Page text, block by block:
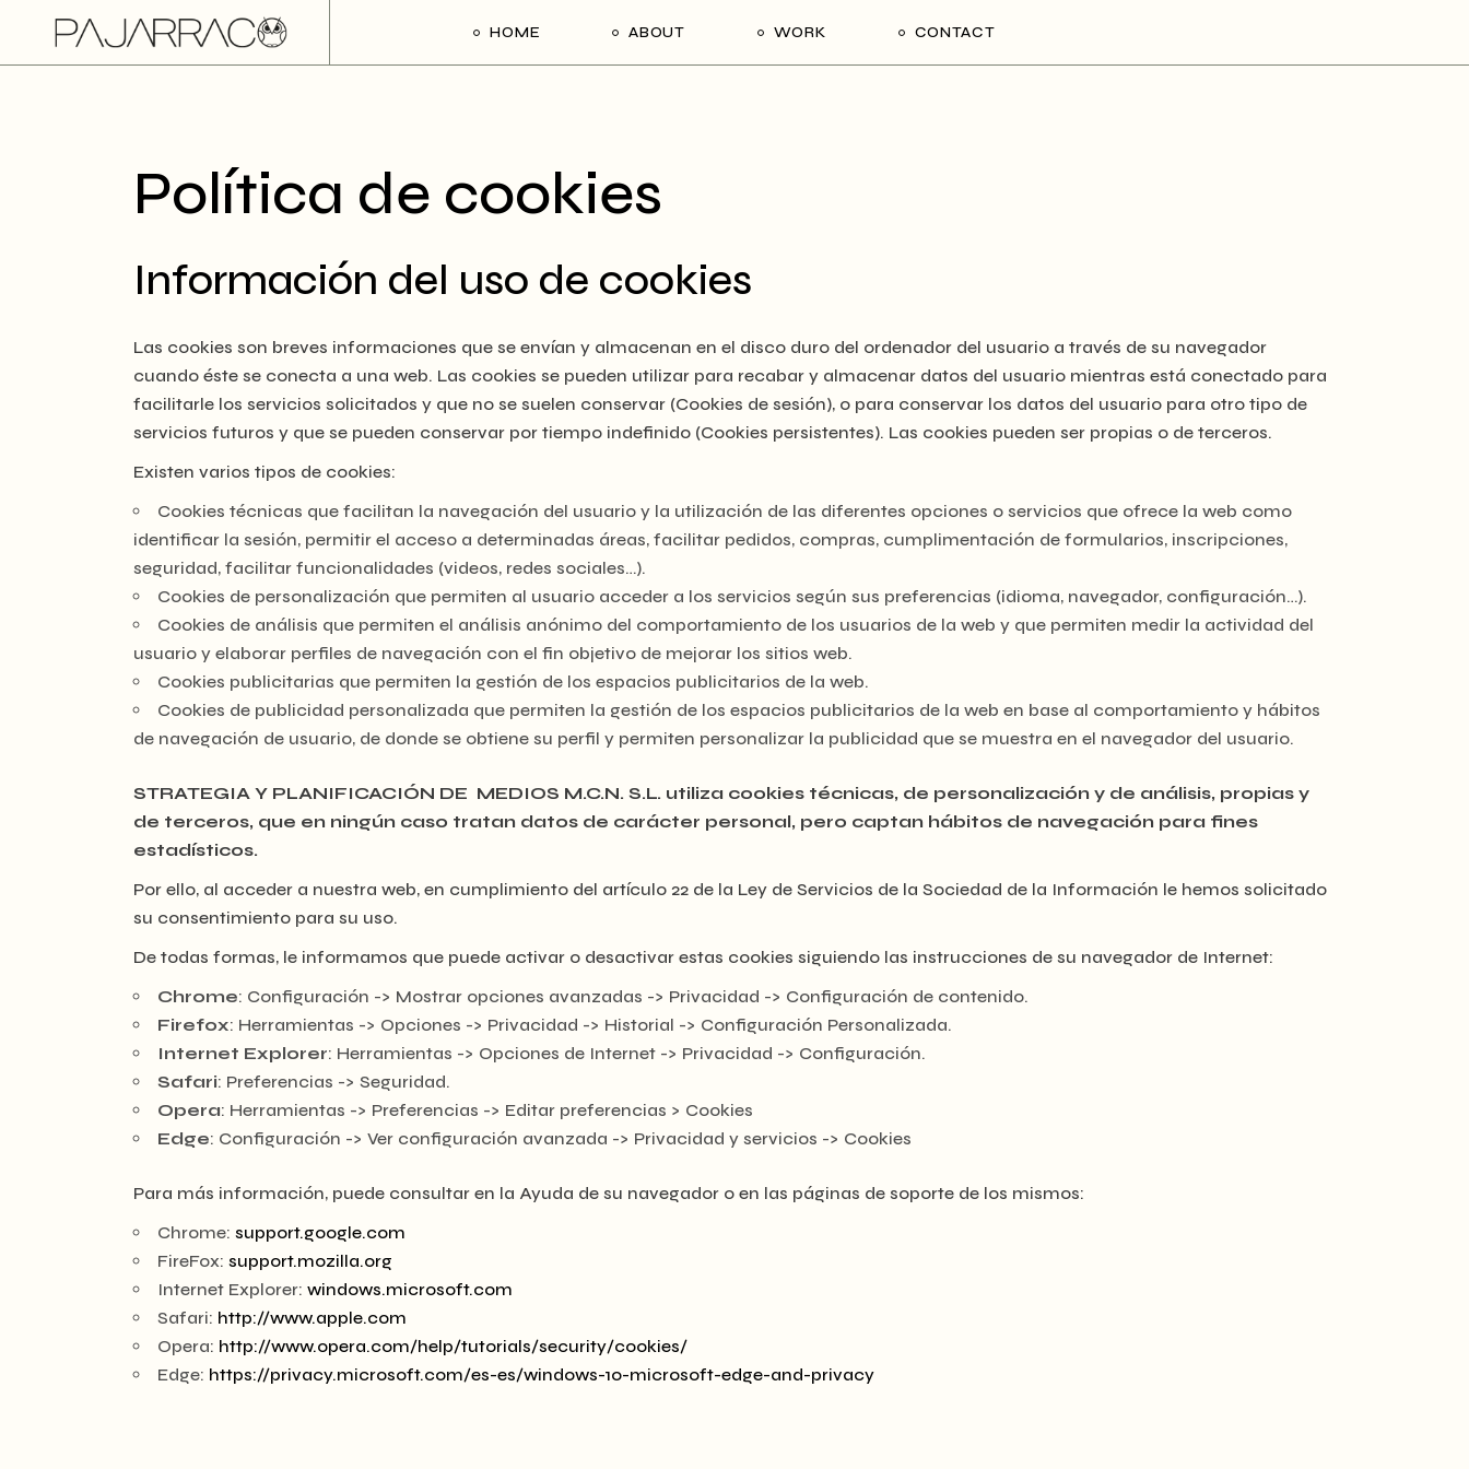
content
HOME ABOUT WORK CONTACT
Política de cookies
Información del uso de cookies
Las cookies son breves informaciones que se envían y almacenan en el disco duro del ordenador del usuario a través de su navegador
cuando éste se conecta a una web. Las cookies se pueden utilizar para recabar y almacenar datos del usuario mientras está conectado para
facilitarle los servicios solicitados y que no se suelen conservar (Cookies de sesión), o para conservar los datos del usuario para otro tipo de
servicios futuros y que se pueden conservar por tiempo indefinido (Cookies persistentes). Las cookies pueden ser propias o de terceros.
Existen varios tipos de cookies:
Cookies técnicas que facilitan la navegación del usuario y la utilización de las diferentes opciones o servicios que ofrece la web como
identificar la sesión, permitir el acceso a determinadas áreas, facilitar pedidos, compras, cumplimentación de formularios, inscripciones,
seguridad, facilitar funcionalidades (videos, redes sociales…).
Cookies de personalización que permiten al usuario acceder a los servicios según sus preferencias (idioma, navegador, configuración…).
Cookies de análisis que permiten el análisis anónimo del comportamiento de los usuarios de la web y que permiten medir la actividad del
usuario y elaborar perfiles de navegación con el fin objetivo de mejorar los sitios web.
Cookies publicitarias que permiten la gestión de los espacios publicitarios de la web.
Cookies de publicidad personalizada que permiten la gestión de los espacios publicitarios de la web en base al comportamiento y hábitos
de navegación de usuario, de donde se obtiene su perfil y permiten personalizar la publicidad que se muestra en el navegador del usuario.
STRATEGIA Y PLANIFICACIÓN DE MEDIOS M.C.N. S.L. utiliza cookies técnicas, de personalización y de análisis, propias y
de terceros, que en ningún caso tratan datos de carácter personal, pero captan hábitos de navegación para fines
estadísticos.
Por ello, al acceder a nuestra web, en cumplimiento del artículo 22 de la Ley de Servicios de la Sociedad de la Información le hemos solicitado
su consentimiento para su uso.
De todas formas, le informamos que puede activar o desactivar estas cookies siguiendo las instrucciones de su navegador de Internet:
Chrome: Configuración -> Mostrar opciones avanzadas -> Privacidad -> Configuración de contenido.
Firefox: Herramientas -> Opciones -> Privacidad -> Historial -> Configuración Personalizada.
Internet Explorer: Herramientas -> Opciones de Internet -> Privacidad -> Configuración.
Safari: Preferencias -> Seguridad.
Opera: Herramientas -> Preferencias -> Editar preferencias > Cookies
Edge: Configuración -> Ver configuración avanzada -> Privacidad y servicios -> Cookies
Para más información, puede consultar en la Ayuda de su navegador o en las páginas de soporte de los mismos:
Chrome: support.google.com
FireFox: support.mozilla.org
Internet Explorer: windows.microsoft.com
Safari: http://www.apple.com
Opera: http://www.opera.com/help/tutorials/security/cookies/
Edge: https://privacy.microsoft.com/es-es/windows-10-microsoft-edge-and-privacy